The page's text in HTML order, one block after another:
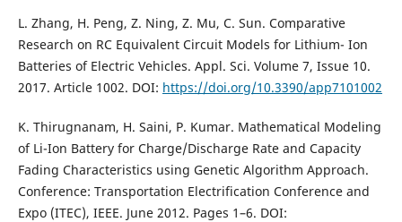
L. Zhang, H. Peng, Z. Ning, Z. Mu, C. Sun. Comparative
Research on RC Equivalent Circuit Models for Lithium- Ion
Batteries of Electric Vehicles. Appl. Sci. Volume 7, Issue 10.
2017. Article 1002. DOI: https://doi.org/10.3390/app7101002
K. Thirugnanam, H. Saini, P. Kumar. Mathematical Modeling
of Li-Ion Battery for Charge/Discharge Rate and Capacity
Fading Characteristics using Genetic Algorithm Approach.
Conference: Transportation Electrification Conference and
Expo (ITEC), IEEE. June 2012. Pages 1–6. DOI: